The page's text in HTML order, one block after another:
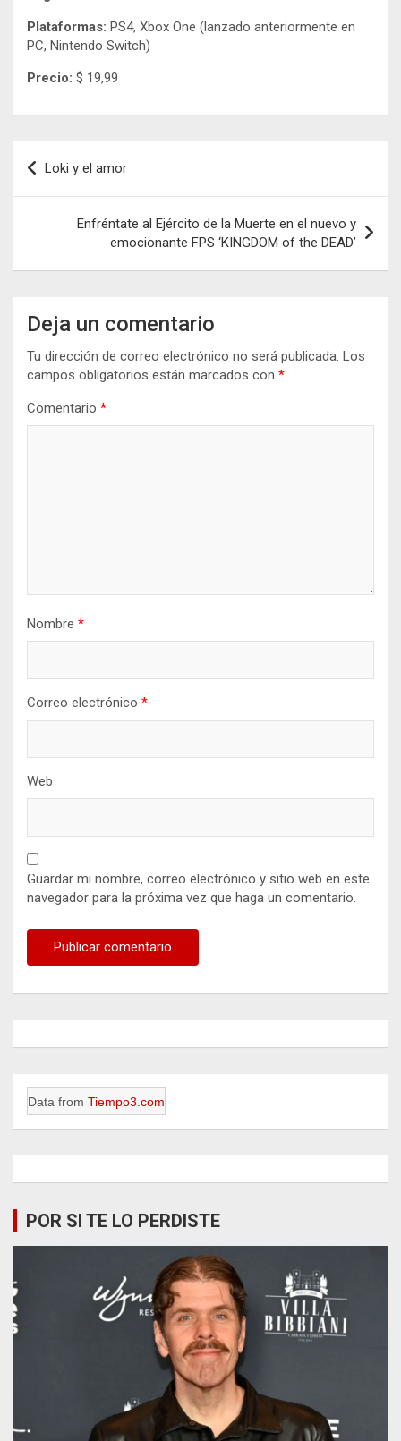
Plataformas: PS4, Xbox One (lanzado anteriormente en
PC, Nintendo Switch)
Precio: $ 19,99
Navegación
de
entradas
Loki y el amor
Enfréntate al Ejército de la Muerte en el nuevo y
emocionante FPS ‘KINGDOM of the DEAD’
Deja un comentario
Tu dirección de correo electrónico no será publicada. Los
campos obligatorios están marcados con *
Comentario *
Nombre *
Correo electrónico *
Web
Guardar mi nombre, correo electrónico y sitio web en este
navegador para la próxima vez que haga un comentario.
Data from Tiempo3.com
POR SI TE LO PERDISTE